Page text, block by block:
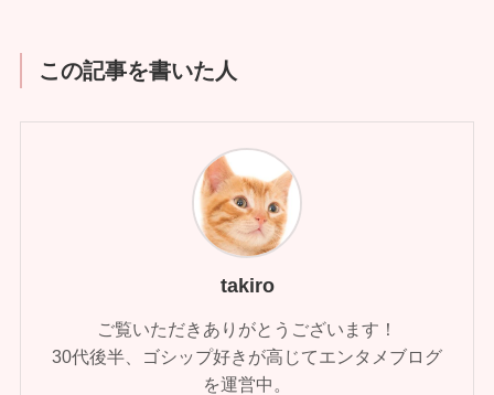
この記事を書いた人
takiro
ご覧いただきありがとうございます！
30代後半、ゴシップ好きが高じてエンタメブログ
を運営中。